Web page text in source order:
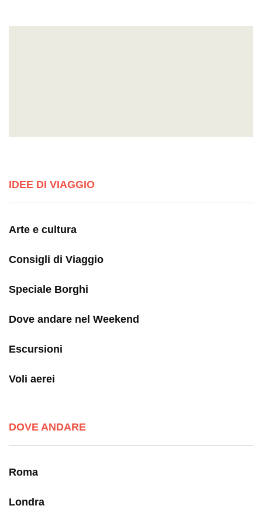
IDEE DI VIAGGIO
Arte e cultura
Consigli di Viaggio
Speciale Borghi
Dove andare nel Weekend
Escursioni
Voli aerei
DOVE ANDARE
Roma
Londra